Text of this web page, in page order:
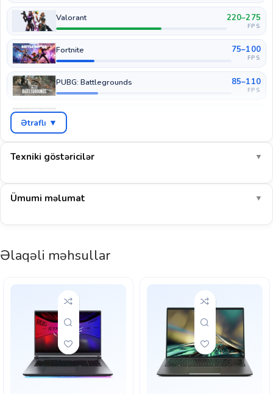
Valorant 220–275
FPS
Fortnite 75–100
FPS
PUBG: Battlegrounds 85–110
FPS
GTA V
FPS
1080p-də AAA oyunlar yüksək/orta qarışıq ayarlarda ~66 FPS ilə
axıcı işləyir. E-idman oyunlarında 140+ FPS.
Göstərilən dəyərlər müstəqil benchmark nəticələrinin ortalamasına əsaslanan təxmini
aralıqlardır (yüksək ayarlar, DLSS/FSR olmadan). Real nəticə sistem konfiqurasiyası,
sürücü versiyası və oyunun özündən asılı olaraq dəyişə bilər. Noutbuk qrafik kartlarının
gücü modeldən (TGP) asılı olaraq fərqlənir.
Ətraflı ▼
Texniki göstəricilər ▼
Ümumi məlumat ▼
Əlaqəli məhsullar